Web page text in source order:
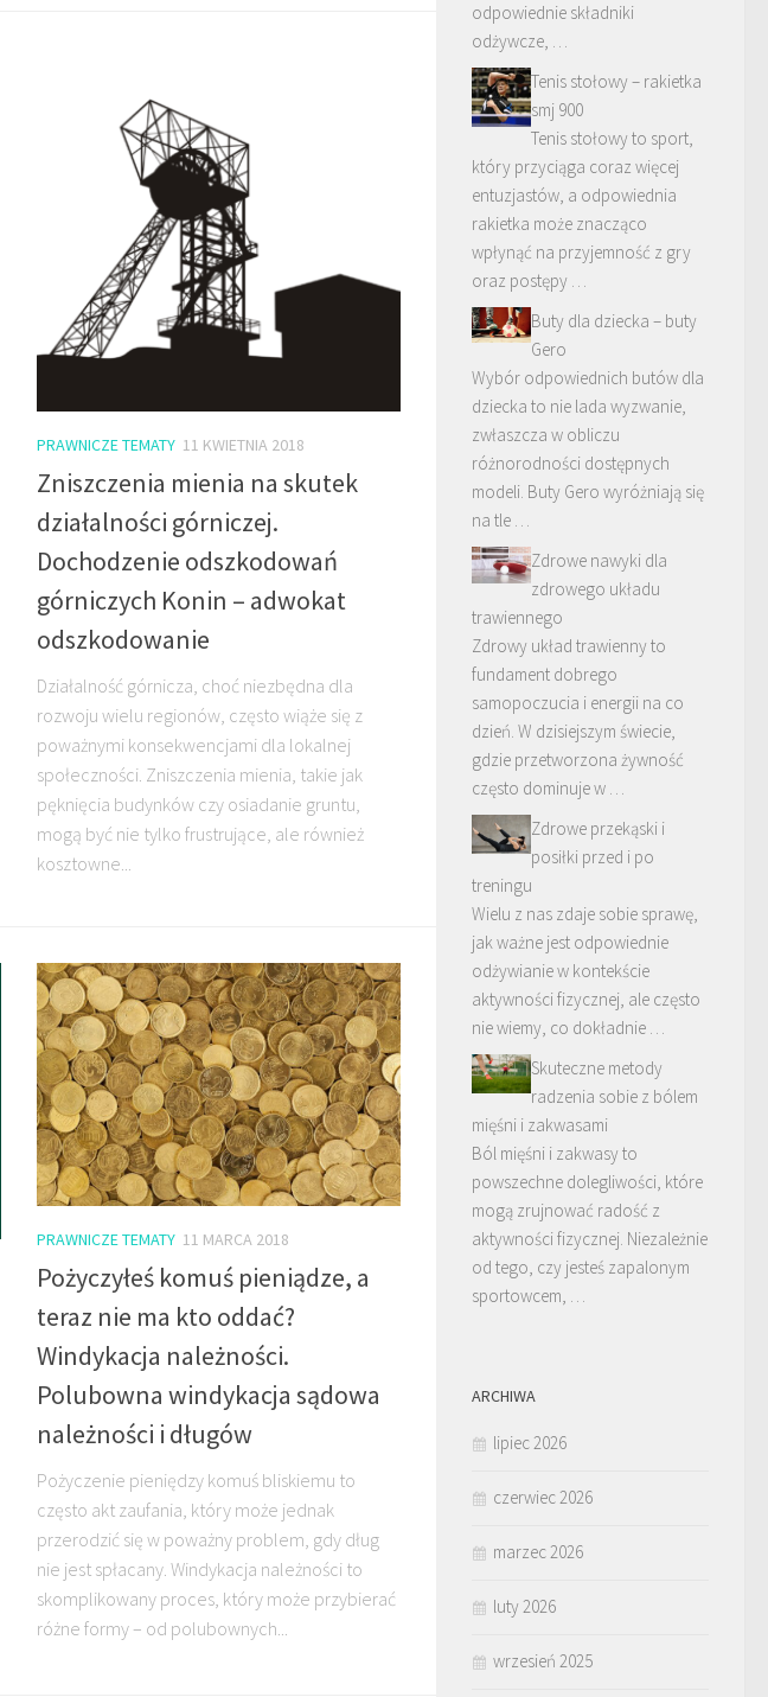
PRAWNICZE TEMATY 11 KWIETNIA 2018
Zniszczenia mienia na skutek
działalności górniczej.
Dochodzenie odszkodowań
górniczych Konin – adwokat
odszkodowanie
Działalność górnicza, choć niezbędna dla
rozwoju wielu regionów, często wiąże się z
poważnymi konsekwencjami dla lokalnej
społeczności. Zniszczenia mienia, takie jak
pęknięcia budynków czy osiadanie gruntu,
mogą być nie tylko frustrujące, ale również
kosztowne...
PRAWNICZE TEMATY 11 MARCA 2018
Pożyczyłeś komuś pieniądze, a
teraz nie ma kto oddać?
Windykacja należności.
Polubowna windykacja sądowa
należności i długów
Pożyczenie pieniędzy komuś bliskiemu to
często akt zaufania, który może jednak
przerodzić się w poważny problem, gdy dług
nie jest spłacany. Windykacja należności to
skomplikowany proces, który może przybierać
różne formy – od polubownych...
odpowiednie składniki
odżywcze, …
Tenis stołowy – rakietka
smj 900
Tenis stołowy to sport,
który przyciąga coraz więcej
entuzjastów, a odpowiednia
rakietka może znacząco
wpłynąć na przyjemność z gry
oraz postępy …
Buty dla dziecka – buty
Gero
Wybór odpowiednich butów dla
dziecka to nie lada wyzwanie,
zwłaszcza w obliczu
różnorodności dostępnych
modeli. Buty Gero wyróżniają się
na tle …
Zdrowe nawyki dla
zdrowego układu
trawiennego
Zdrowy układ trawienny to
fundament dobrego
samopoczucia i energii na co
dzień. W dzisiejszym świecie,
gdzie przetworzona żywność
często dominuje w …
Zdrowe przekąski i
posiłki przed i po
treningu
Wielu z nas zdaje sobie sprawę,
jak ważne jest odpowiednie
odżywianie w kontekście
aktywności fizycznej, ale często
nie wiemy, co dokładnie …
Skuteczne metody
radzenia sobie z bólem
mięśni i zakwasami
Ból mięśni i zakwasy to
powszechne dolegliwości, które
mogą zrujnować radość z
aktywności fizycznej. Niezależnie
od tego, czy jesteś zapalonym
sportowcem, …
ARCHIWA
lipiec 2026
czerwiec 2026
marzec 2026
luty 2026
wrzesień 2025